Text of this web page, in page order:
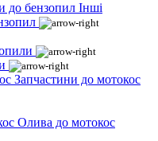
Інші
Запчастини до мотокос
Олива до мотокос